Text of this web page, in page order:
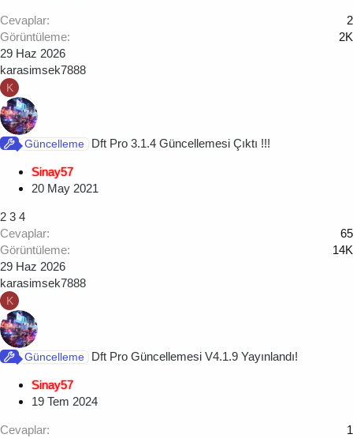
Cevaplar
2
Görüntüleme
2K
29 Haz 2026
karasimsek7888
K
Güncelleme Dft Pro 3.1.4 Güncellemesi Çıktı !!!
Sinay57
20 May 2021
2 3 4
Cevaplar
65
Görüntüleme
14K
29 Haz 2026
karasimsek7888
K
Güncelleme Dft Pro Güncellemesi V4.1.9 Yayınlandı!
Sinay57
19 Tem 2024
Cevaplar
1